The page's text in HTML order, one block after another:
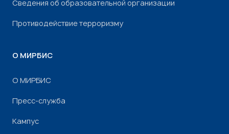
Сведения об образовательной организации
Противодействие терроризму
О МИРБИС
О МИРБИС
Пресс-служба
Кампус